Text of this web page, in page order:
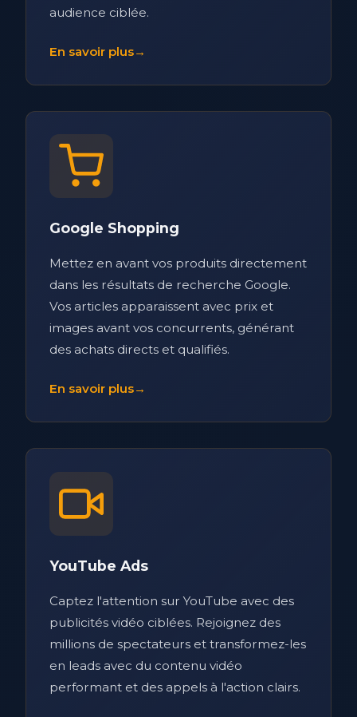
audience ciblée.
En savoir plus→
Google Shopping
Mettez en avant vos produits directement
dans les résultats de recherche Google.
Vos articles apparaissent avec prix et
images avant vos concurrents, générant
des achats directs et qualifiés.
En savoir plus→
YouTube Ads
Captez l'attention sur YouTube avec des
publicités vidéo ciblées. Rejoignez des
millions de spectateurs et transformez-les
en leads avec du contenu vidéo
performant et des appels à l'action clairs.